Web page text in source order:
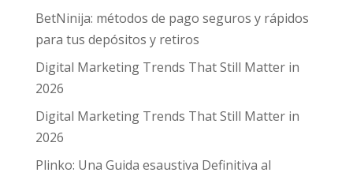
BetNinija: métodos de pago seguros y rápidos
para tus depósitos y retiros
Digital Marketing Trends That Still Matter in
2026
Digital Marketing Trends That Still Matter in
2026
Plinko: Una Guida esaustiva Definitiva al